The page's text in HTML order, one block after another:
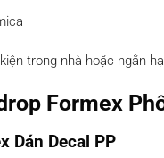
trong nhà hoặc ngắn
Formex
Dán Decal PP